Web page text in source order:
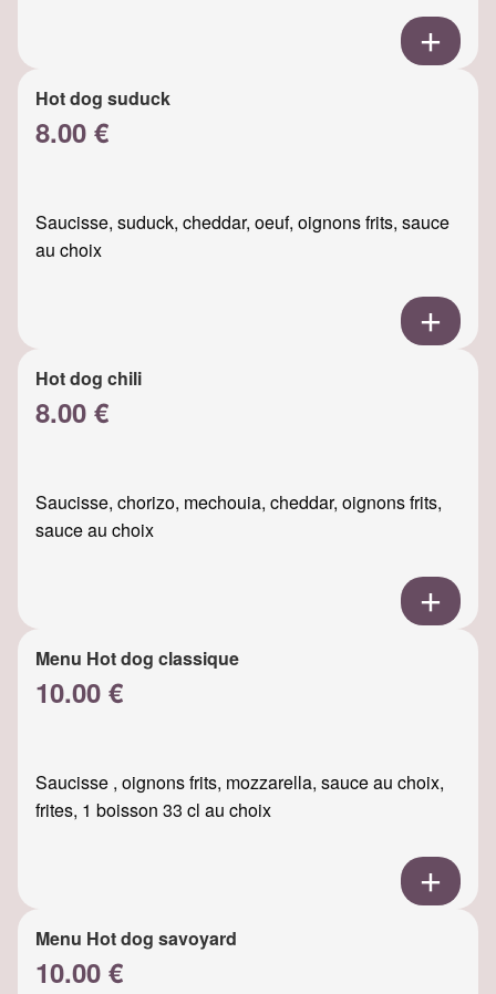
Hot dog suduck
8.00 €
Saucisse, suduck, cheddar, oeuf, oignons frits, sauce
au choix
Hot dog chili
8.00 €
Saucisse, chorizo, mechouia, cheddar, oignons frits,
sauce au choix
Menu Hot dog classique
10.00 €
Saucisse , oignons frits, mozzarella, sauce au choix,
frites, 1 boisson 33 cl au choix
Menu Hot dog savoyard
10.00 €